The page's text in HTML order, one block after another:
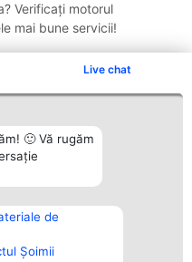
Live chat
🙂 Vă rugăm
de
Șoimii
Verificați motorul
mai bune servicii!
Contact